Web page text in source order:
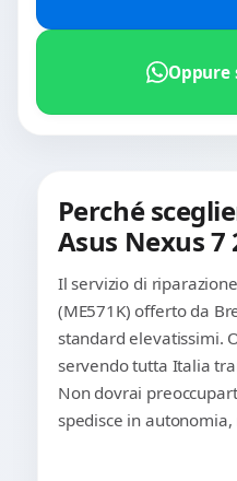
Oppure
Perché
Asus Nexus 7
Il servizio di
(ME571K) offerto da
standard elevatissimi.
servendo tutta Italia
Non dovrai
spedisce in